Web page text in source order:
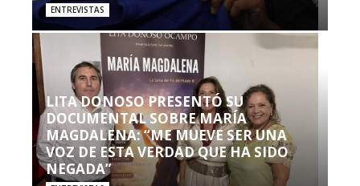
ENTREVISTAS
LITA DONOSO PRESENTÓ SU
DOCUMENTAL SOBRE MARÍA
MAGDALENA: “ME MUEVE SER UNA
VOZ DE ESTA VERDAD QUE HA SIDO
NEGADA”